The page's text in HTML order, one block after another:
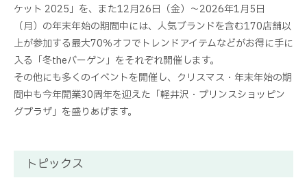
ケット 2025」を、また12月26日（金）～2026年1月5日
（月）の年末年始の期間中には、人気ブランドを含む170店舗以
上が参加する最大70％オフでトレンドアイテムなどがお得に手に
入る「冬theバーゲン」をそれぞれ開催します。
その他にも多くのイベントを開催し、クリスマス・年末年始の期
間中も今年開業30周年を迎えた「軽井沢・プリンスショッピン
グプラザ」を盛りあげます。
トピックス